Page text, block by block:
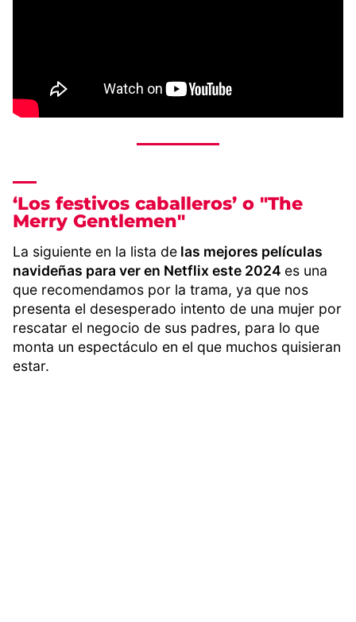
‘Los festivos caballeros’ o "The
Merry Gentlemen"
La siguiente en la lista de las mejores películas
navideñas para ver en Netflix este 2024 es una
que recomendamos por la trama, ya que nos
presenta el desesperado intento de una mujer por
rescatar el negocio de sus padres, para lo que
monta un espectáculo en el que muchos quisieran
estar.